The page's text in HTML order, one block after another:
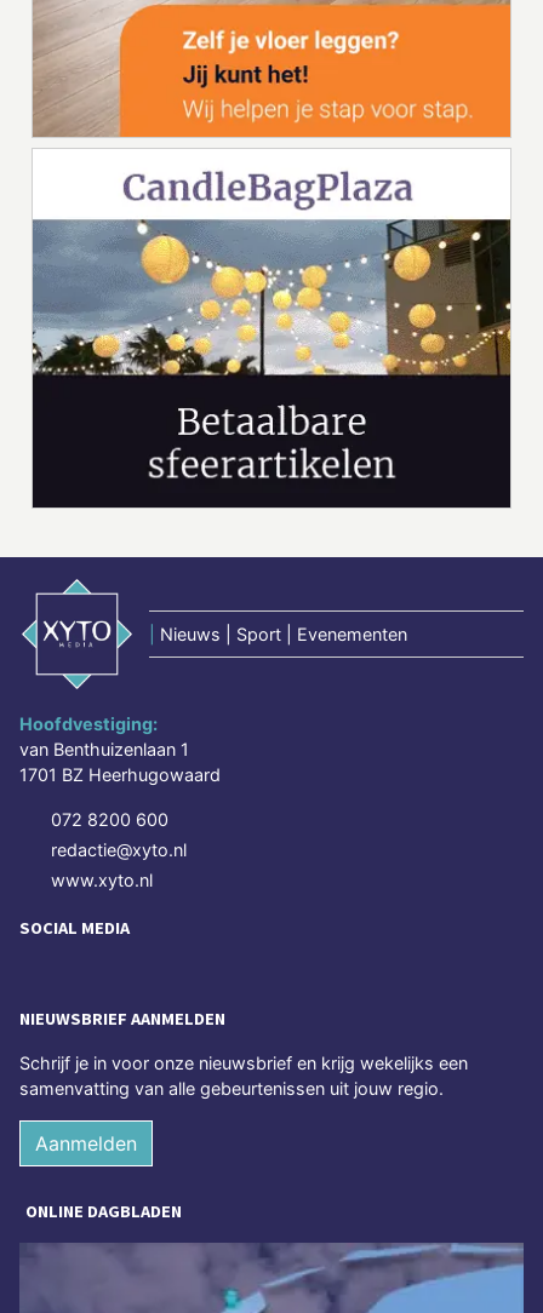
Nieuws | Sport | Evenementen
Hoofdvestiging:
van Benthuizenlaan 1
1701 BZ Heerhugowaard
072 8200 600
redactie@xyto.nl
www.xyto.nl
SOCIAL MEDIA
NIEUWSBRIEF AANMELDEN
Schrijf je in voor onze nieuwsbrief en krijg wekelijks een
samenvatting van alle gebeurtenissen uit jouw regio.
Aanmelden
ONLINE DAGBLADEN